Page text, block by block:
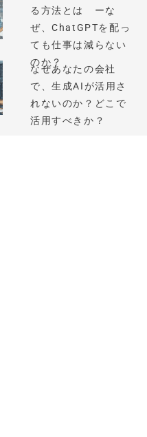
る方法とは ーな
ぜ、ChatGPTを配っ
ても仕事は減らない
のか？
なぜあなたの会社
で、生成AIが活用さ
れないのか？どこで
活用すべきか？